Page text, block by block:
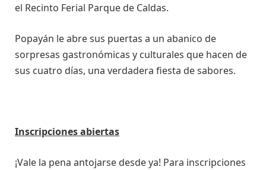
el Recinto Ferial Parque de Caldas.
Popayán le abre sus puertas a un abanico de
sorpresas gastronómicas y culturales que hacen de
sus cuatro días, una verdadera fiesta de sabores.
Inscripciones abiertas
¡Vale la pena antojarse desde ya! Para inscripciones